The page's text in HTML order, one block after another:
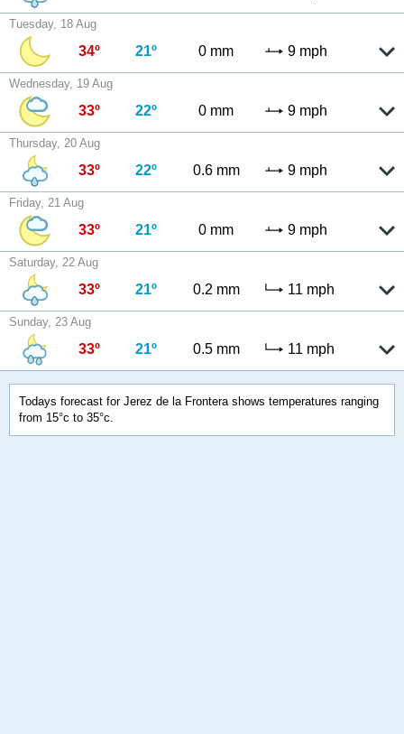
Tuesday, 18 Aug
34º 21º 0 mm 9 mph
Wednesday, 19 Aug
33º 22º 0 mm 9 mph
Thursday, 20 Aug
33º 22º 0.6 mm 9 mph
Friday, 21 Aug
33º 21º 0 mm 9 mph
Saturday, 22 Aug
33º 21º 0.2 mm 11 mph
Sunday, 23 Aug
33º 21º 0.5 mm 11 mph
Todays forecast for Jerez de la Frontera shows temperatures ranging
from 15°c to 35°c.